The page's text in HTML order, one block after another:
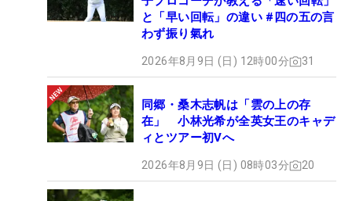
と「早い回転」の違い #四の五の言
わず振り氣れ
2026年8月9日 (日) 12時00分 31
同郷・桑木志帆は「雲の上の存
在」 小林光希が全英女王のキャデ
ィとツアー初Vへ
2026年8月9日 (日) 08時03分 20